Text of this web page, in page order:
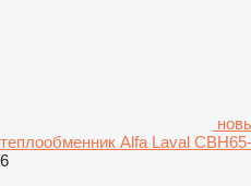
теплообменник Alfa Laval
6